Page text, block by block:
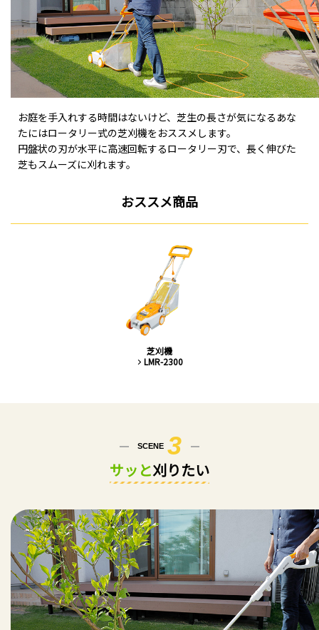
お庭を手入れする時間はないけど、芝生の長さが気になるあな
たにはロータリー式の芝刈機をおススメします。
円盤状の刃が水平に高速回転するロータリー刃で、長く伸びた
芝もスムーズに刈れます。
おススメ商品
芝刈機
LMR-2300
SCENE 3
サッと刈りたい